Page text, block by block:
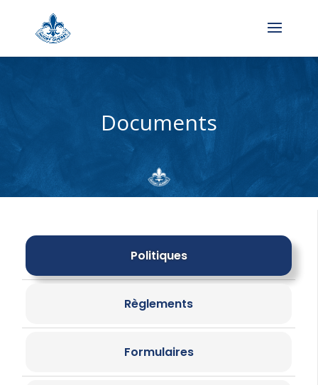
Documents
Politiques
Règlements
Formulaires